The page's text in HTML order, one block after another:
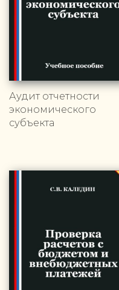
Аудит отчетности
экономического
субъекта